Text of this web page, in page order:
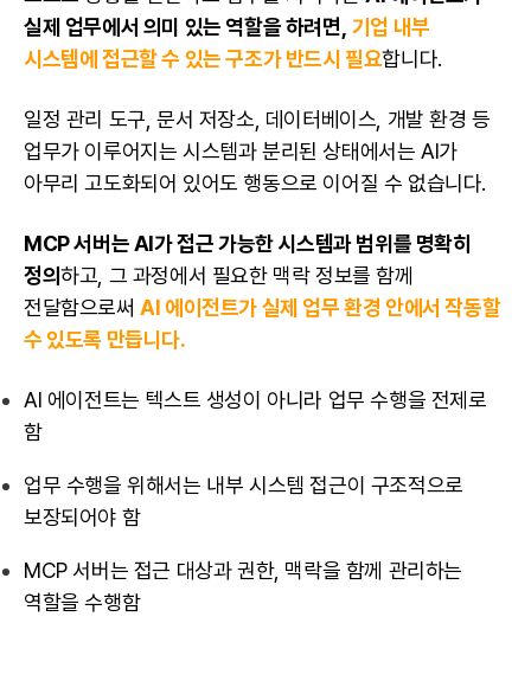
실제 업무에서 의미 있는 역할을 하려면, 기업 내부
시스템에 접근할 수 있는 구조가 반드시 필요합니다.
일정 관리 도구, 문서 저장소, 데이터베이스, 개발 환경 등
업무가 이루어지는 시스템과 분리된 상태에서는 AI가
아무리 고도화되어 있어도 행동으로 이어질 수 없습니다.
MCP 서버는 AI가 접근 가능한 시스템과 범위를 명확히
정의하고, 그 과정에서 필요한 맥락 정보를 함께
전달함으로써AI 에이전트가 실제 업무 환경 안에서 작동할
수 있도록 만듭니다.
AI 에이전트는 텍스트 생성이 아니라 업무 수행을 전제로
함
업무 수행을 위해서는 내부 시스템 접근이 구조적으로
보장되어야 함
MCP 서버는 접근 대상과 권한, 맥락을 함께 관리하는
역할을 수행함